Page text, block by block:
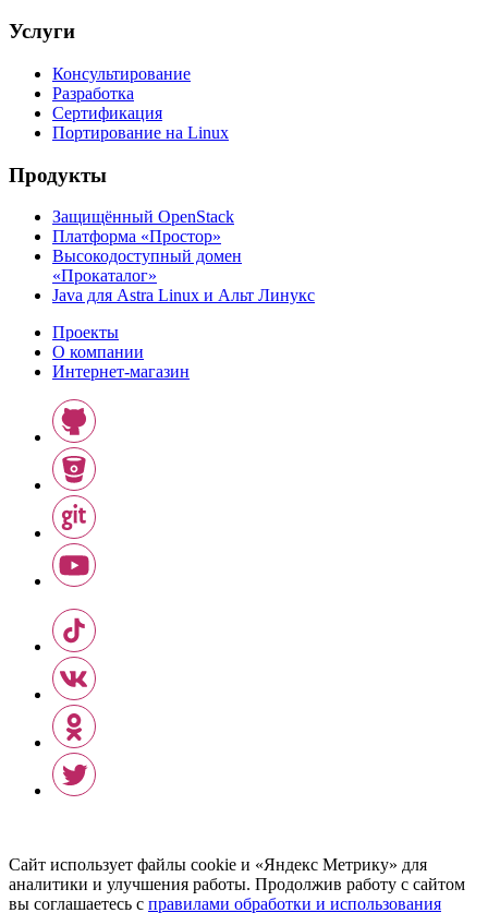
Услуги
Консультирование
Разработка
Сертификация
Портирование на Linux
Продукты
Защищённый OpenStack
Платформа «Простор»
Высокодоступный домен
«Прокаталог»
Java для Astra Linux и Альт Линукс
Проекты
О компании
Интернет-магазин
Сайт использует файлы cookie и «Яндекс Метрику» для
аналитики и улучшения работы. Продолжив работу с сайтом
вы соглашаетесь с правилами обработки и использования